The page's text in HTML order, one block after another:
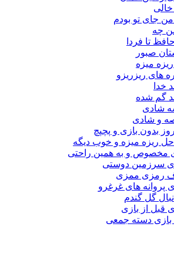
خالی
من جای تو بودم
چه
تا فردا
صبور
میزه
های ریزریزو
خدا
گم شده
شادی
و شادی
بدون بازی و پچپچ
حل ریزه میزه و خوب دیگه
مخصوص و به همین راحتی
سرزمین دوستی
رمزی ممزی
پروانه های غرغرو
گل گندم
قبل از بازی
بازی دسته جمعی